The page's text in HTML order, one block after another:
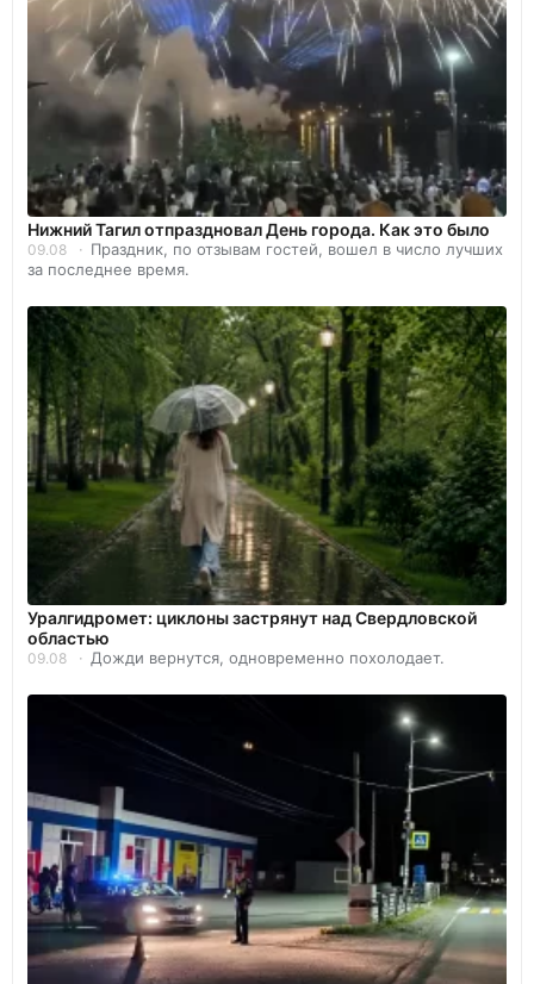
Нижний Тагил отпраздновал День города. Как это было
09.08
Праздник, по отзывам гостей, вошел в число лучших
за последнее время.
Уралгидромет: циклоны застрянут над Свердловской
областью
09.08 Дожди вернутся, одновременно похолодает.